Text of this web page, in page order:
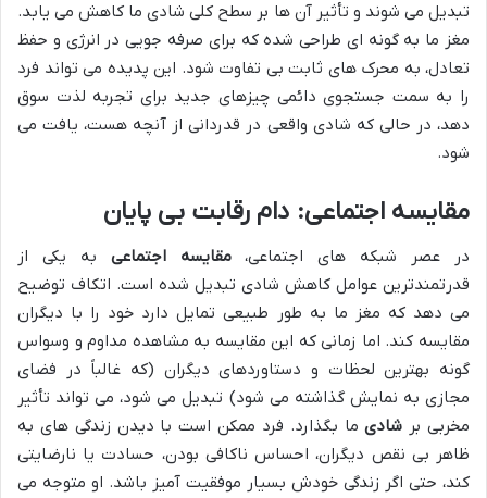
تبدیل می شوند و تأثیر آن ها بر سطح کلی شادی ما کاهش می یابد.
مغز ما به گونه ای طراحی شده که برای صرفه جویی در انرژی و حفظ
تعادل، به محرک های ثابت بی تفاوت شود. این پدیده می تواند فرد
را به سمت جستجوی دائمی چیزهای جدید برای تجربه لذت سوق
دهد، در حالی که شادی واقعی در قدردانی از آنچه هست، یافت می
شود.
مقایسه اجتماعی: دام رقابت بی پایان
در عصر شبکه های اجتماعی،مقایسه اجتماعی به یکی از
قدرتمندترین عوامل کاهش شادی تبدیل شده است. اتکاف توضیح
می دهد که مغز ما به طور طبیعی تمایل دارد خود را با دیگران
مقایسه کند. اما زمانی که این مقایسه به مشاهده مداوم و وسواس
گونه بهترین لحظات و دستاوردهای دیگران (که غالباً در فضای
مجازی به نمایش گذاشته می شود) تبدیل می شود، می تواند تأثیر
مخربی بر شادیما بگذارد. فرد ممکن است با دیدن زندگی های به
ظاهر بی نقص دیگران، احساس ناکافی بودن، حسادت یا نارضایتی
کند، حتی اگر زندگی خودش بسیار موفقیت آمیز باشد. او متوجه می